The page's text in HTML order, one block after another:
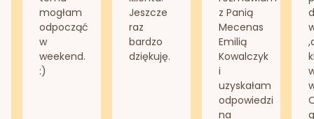
mogłam
odpocząć
w
weekend.
:)
Jeszcze
raz
bardzo
dziękuję.
z Panią
Mecenas
Emilią
Kowalczyk
i
uzyskałam
odpowiedzi
na